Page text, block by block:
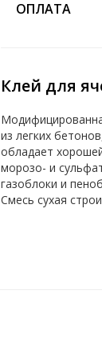
ОПЛАТА
Клей для
из легких
обладает
морозо- и
газоблоки и
Смесь сухая